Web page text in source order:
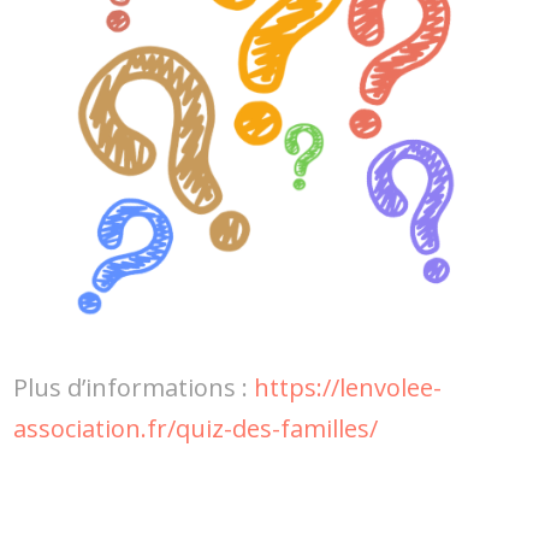
Plus d’informations : https://lenvolee-
association.fr/quiz-des-familles/